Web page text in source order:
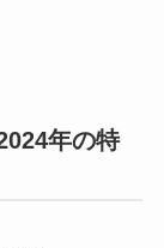
年の特